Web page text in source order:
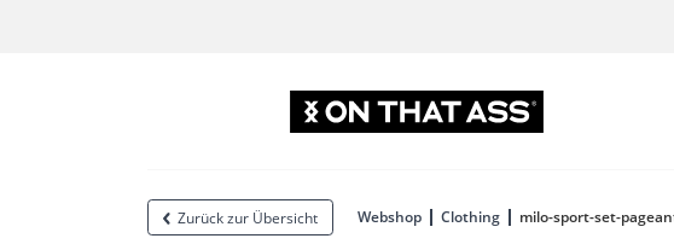
Zurück zur Übersicht Webshop Clothing milo-sport-set-